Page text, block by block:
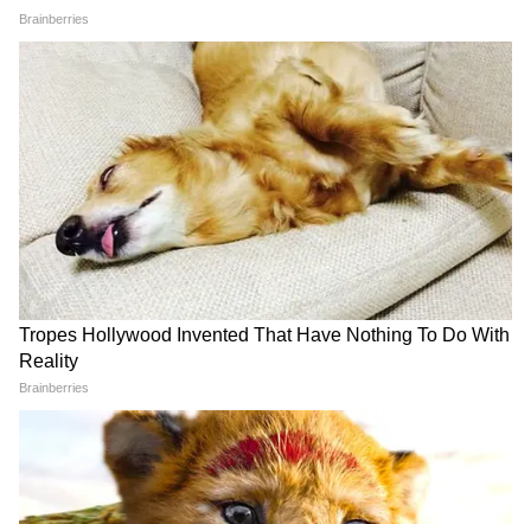
खान और अनुभव सिन्हा के स्ट्रगल टाइम के फ्रेंड
फिल्ममेकर राजन तिवारी
बच्चों की पढ़ाई से मां के इलाज तक!
छत्तीसगढ़ सरकार की इन योजनाओं
से 7.82 लाख श्रमिकों को मिला बड़ा
फायदा
Chhattisgarh News: कौशल
योजना से बदली जिंदगी, अब राष्ट्रपति
भवन में होगा धमतरी की रेणुका
गोस्वामी का सम्मान
LATEST VIDEOS
Atiq Ahmed के बेटे की मौत पर घर पहुंचे
Akhilesh Yadav के विधायक, जमकर हो रही
फजीहत!
समुद्र की तरह क्यों हिल रहा था मोरबी के कुएं का
पानी? खुल गया सबसे बड़ा राज